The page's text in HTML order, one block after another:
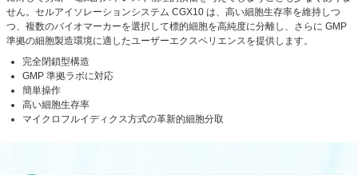
せん。セルアイソレーションシステム CGX10 は、高い細胞生存率を維持しつ
つ、複数のバイオマーカーを選択して標的細胞を高純度に分離し、さらに GMP
準拠の細胞製造環境に適したユーザーエクスペリエンスを提供します。
完全閉鎖型構造
GMP 準拠ラボに対応
簡単操作
高い細胞生存率
マイクロフルイディクス方式の革新的細胞分取